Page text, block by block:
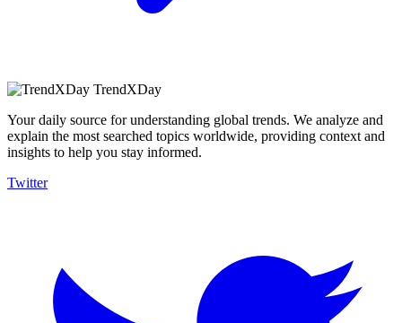
TrendXDay
Your daily source for understanding global trends. We analyze and
explain the most searched topics worldwide, providing context and
insights to help you stay informed.
Twitter